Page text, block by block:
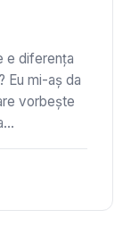
e diferența
Eu mi-aș da
vorbește